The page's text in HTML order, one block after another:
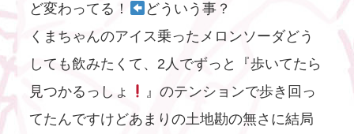
ど変わってる！
どういう事？
くまちゃんのアイス乗ったメロンソーダどう
しても飲みたくて、2人でずっと『歩いてたら
見つかるっしょ
』のテンションで歩き回っ
てたんですけどあまりの土地勘の無さに結局